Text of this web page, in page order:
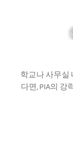
학교나 사무
다면, PIA의